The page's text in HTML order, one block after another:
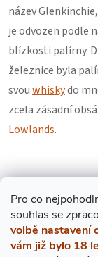
Pro co
souhlas se
volbě nastavení
vám již bylo 18
název
je odvozen podle
blízkosti palírny.
železnice byla
svouwhiskydo
zcela zásadní
Lowlands.
Žádné produkty